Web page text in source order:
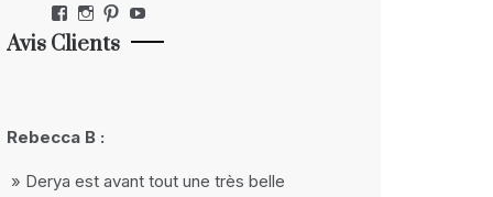
Facebook
Instagram
Pinterest
YouTube
Avis Clients
Rebecca B :
» Derya est avant tout une très belle